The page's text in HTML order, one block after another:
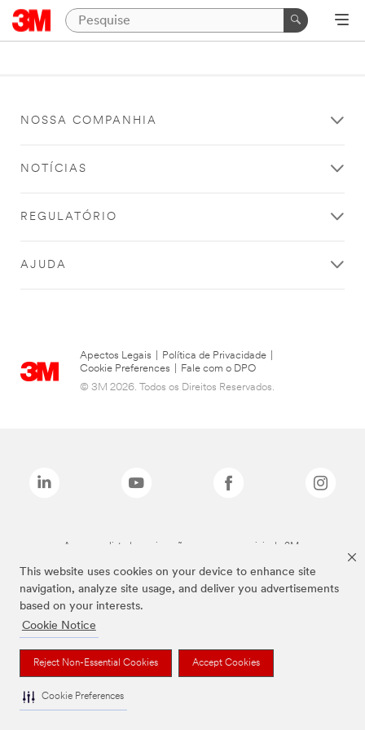
This website uses cookies on your device to enhance site
navigation, analyze site usage, and deliver you advertisements
based on your interests.
Cookie Notice
Reject Non-Essential Cookies Accept Cookies
Cookie Preferences
NOSSA COMPANHIA
NOTÍCIAS
REGULATÓRIO
AJUDA
Apectos Legais Política de Privacidade
Cookie Preferences
Fale com o DPO
© 3M 2026. Todos os Direitos Reservados.
As marcas listadas a cima são marcas comerciais da 3M.